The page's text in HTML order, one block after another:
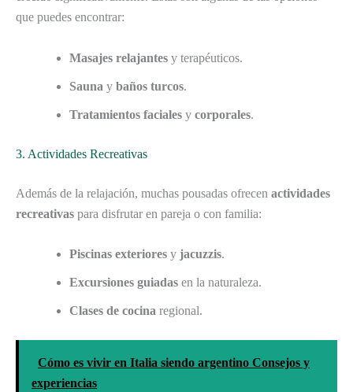
que puedes encontrar:
Masajes relajantes y terapéuticos.
Sauna y baños turcos.
Tratamientos faciales y corporales.
3. Actividades Recreativas
Además de la relajación, muchas pousadas ofrecen actividades
recreativas para disfrutar en pareja o con familia:
Piscinas exteriores y jacuzzis.
Excursiones guiadas en la naturaleza.
Clases de cocina regional.
Cómo es vivir en Italia siendo argentino Consejos y
experiencias